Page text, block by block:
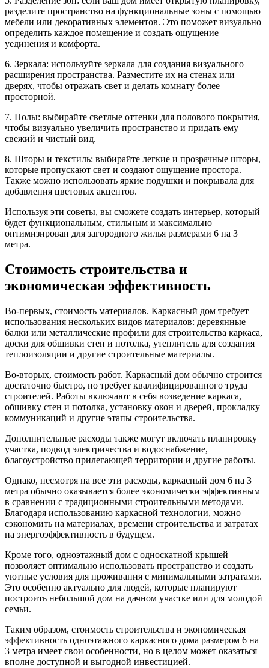
разделите пространство на функциональные зоны с помощью
мебели или декоративных элементов. Это поможет визуально
определить каждое помещение и создать ощущение
уединения и комфорта.
6. Зеркала: используйте зеркала для создания визуального
расширения пространства. Разместите их на стенах или
дверях, чтобы отражать свет и делать комнату более
просторной.
7. Полы: выбирайте светлые оттенки для полового покрытия,
чтобы визуально увеличить пространство и придать ему
свежий и чистый вид.
8. Шторы и текстиль: выбирайте легкие и прозрачные шторы,
которые пропускают свет и создают ощущение простора.
Также можно использовать яркие подушки и покрывала для
добавления цветовых акцентов.
Используя эти советы, вы сможете создать интерьер, который
будет функциональным, стильным и максимально
оптимизирован для загородного жилья размерами 6 на 3
метра.
Стоимость строительства и
экономическая эффективность
Во-первых, стоимость материалов. Каркасный дом требует
использования нескольких видов материалов: деревянные
балки или металлические профили для строительства каркаса,
доски для обшивки стен и потолка, утеплитель для создания
теплоизоляции и другие строительные материалы.
Во-вторых, стоимость работ. Каркасный дом обычно строится
достаточно быстро, но требует квалифицированного труда
строителей. Работы включают в себя возведение каркаса,
обшивку стен и потолка, установку окон и дверей, прокладку
коммуникаций и другие этапы строительства.
Дополнительные расходы также могут включать планировку
участка, подвод электричества и водоснабжение,
благоустройство прилегающей территории и другие работы.
Однако, несмотря на все эти расходы, каркасный дом 6 на 3
метра обычно оказывается более экономически эффективным
в сравнении с традиционными строительными методами.
Благодаря использованию каркасной технологии, можно
сэкономить на материалах, времени строительства и затратах
на энергоэффективность в будущем.
Кроме того, одноэтажный дом с односкатной крышей
позволяет оптимально использовать пространство и создать
уютные условия для проживания с минимальными затратами.
Это особенно актуально для людей, которые планируют
построить небольшой дом на дачном участке или для молодой
семьи.
Таким образом, стоимость строительства и экономическая
эффективность одноэтажного каркасного дома размером 6 на
3 метра имеет свои особенности, но в целом может оказаться
вполне доступной и выгодной инвестицией.